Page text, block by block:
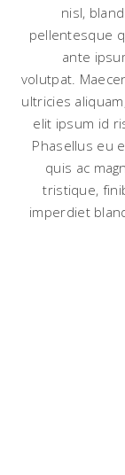
nisl,
pellentesque
ante
volutpat.
ultricies
elit ipsum id
Phasellus eu
quis ac
tristique,
imperdiet